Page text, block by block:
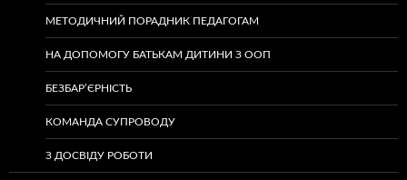
МЕТОДИЧНИЙ ПОРАДНИК ПЕДАГОГАМ
НА ДОПОМОГУ БАТЬКАМ ДИТИНИ З ООП
БЕЗБАР’ЄРНІСТЬ
КОМАНДА СУПРОВОДУ
З ДОСВІДУ РОБОТИ